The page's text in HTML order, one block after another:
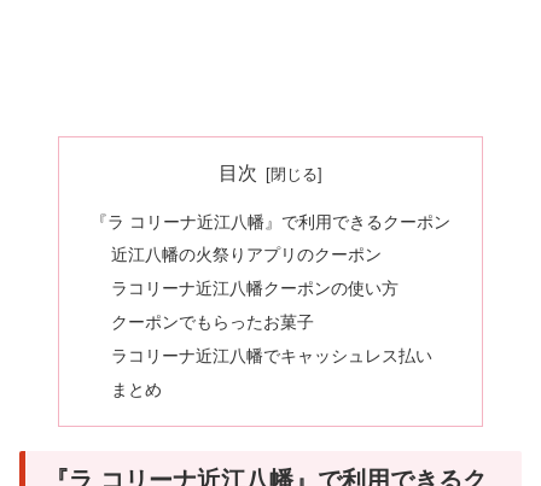
目次
『ラ コリーナ近江八幡』で利用できるクーポン
近江八幡の火祭りアプリのクーポン
ラコリーナ近江八幡クーポンの使い方
クーポンでもらったお菓子
ラコリーナ近江八幡でキャッシュレス払い
まとめ
『ラ コリーナ近江八幡』で利用できるク